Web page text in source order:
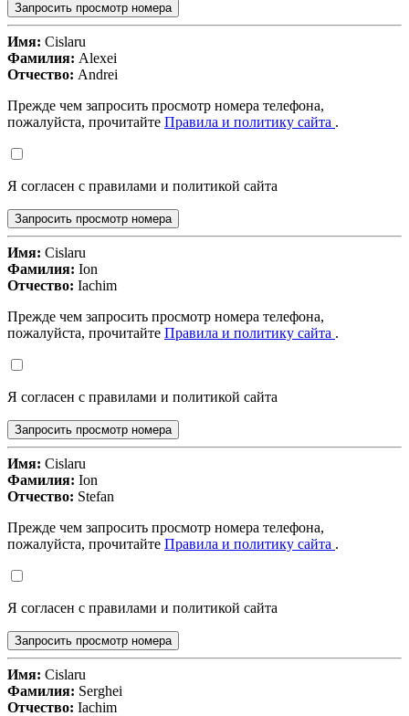
Запросить просмотр номера
Имя: Cislaru
Фамилия: Alexei
Отчество: Andrei
Прежде чем запросить просмотр номера телефона,
пожалуйста, прочитайте Правила и политику сайта .
Я согласен с правилами и политикой сайта
Запросить просмотр номера
Имя: Cislaru
Фамилия: Ion
Отчество: Iachim
Прежде чем запросить просмотр номера телефона,
пожалуйста, прочитайте Правила и политику сайта .
Я согласен с правилами и политикой сайта
Запросить просмотр номера
Имя: Cislaru
Фамилия: Ion
Отчество: Stefan
Прежде чем запросить просмотр номера телефона,
пожалуйста, прочитайте Правила и политику сайта .
Я согласен с правилами и политикой сайта
Запросить просмотр номера
Имя: Cislaru
Фамилия: Serghei
Отчество: Iachim